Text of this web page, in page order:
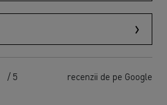
/ 5 recenzii de pe Google